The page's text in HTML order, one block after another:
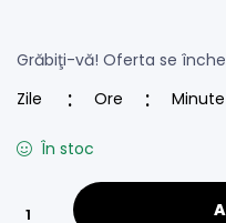
Grăbiţi-vă! Oferta se
Zile
Ore Minute
În stoc